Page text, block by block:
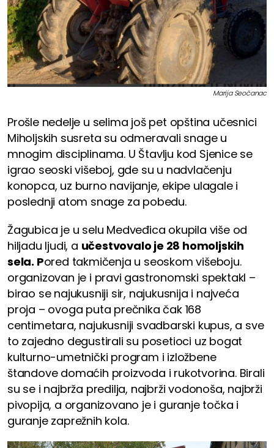
Marija Seočanac
Prošle nedelje u selima još pet opština učesnici
Miholjskih susreta su odmeravali snage u
mnogim disciplinama. U Štavlju kod Sjenice se
igrao seoski višeboj, gde su u nadvlačenju
konopca, uz burno navijanje, ekipe ulagale i
poslednji atom snage za pobedu.
Žagubica je u selu Medveđica okupila više od
hiljadu ljudi, a učestvovalo je 28 homoljskih
sela. Pored takmičenja u seoskom višeboju.
organizovan je i pravi gastronomski spektakl –
birao se najukusniji sir, najukusnija i najveća
proja – ovoga puta prečnika čak 168
centimetara, najukusniji svadbarski kupus, a sve
to zajedno degustirali su posetioci uz bogat
kulturno-umetnički program i izložbene
štandove domaćih proizvoda i rukotvorina. Birali
su se i najbrža predilja, najbrži vodonoša, najbrži
pivopija, a organizovano je i guranje točka i
guranje zaprežnih kola.